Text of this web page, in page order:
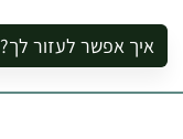
איך אפשר לעזור לך?
להזמין סיור לקבוצה